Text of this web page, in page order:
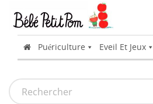
Puériculture Eveil Et Jeux